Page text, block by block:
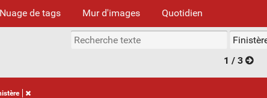
Nuage de tags Mur d'images Quotidien
1 / 3